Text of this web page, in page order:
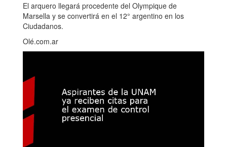
El arquero llegará procedente del Olympique de
Marsella y se convertirá en el 12° argentino en los
Ciudadanos.
Olé.com.ar